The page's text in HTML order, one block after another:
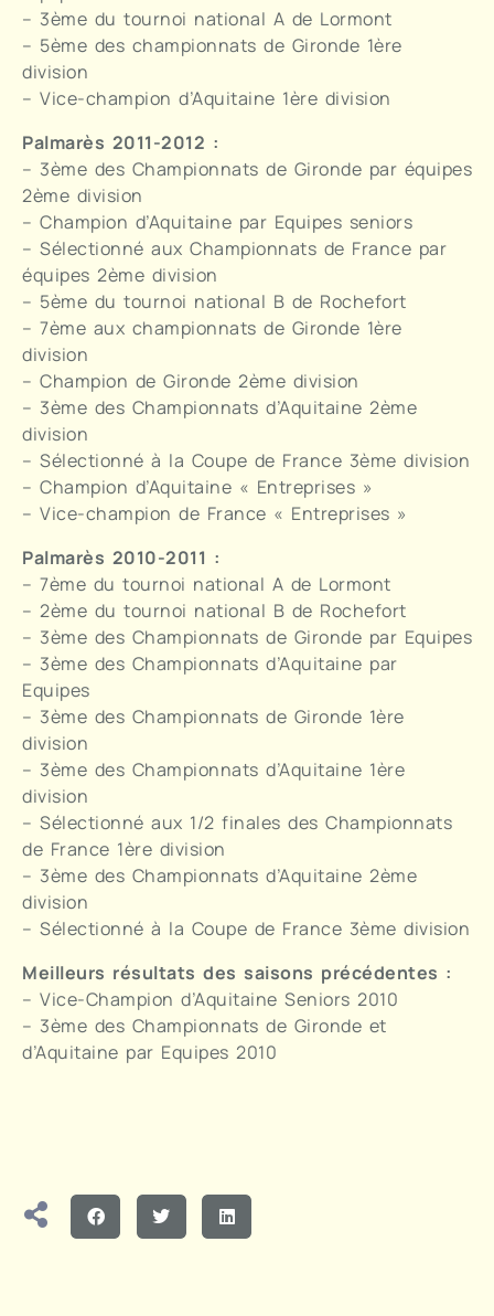
– 3ème du tournoi national A de Lormont
– 5ème des championnats de Gironde 1ère
division
– Vice-champion d’Aquitaine 1ère division
Palmarès 2011-2012 :
– 3ème des Championnats de Gironde par équipes
2ème division
– Champion d’Aquitaine par Equipes seniors
– Sélectionné aux Championnats de France par
équipes 2ème division
– 5ème du tournoi national B de Rochefort
– 7ème aux championnats de Gironde 1ère
division
– Champion de Gironde 2ème division
– 3ème des Championnats d’Aquitaine 2ème
division
– Sélectionné à la Coupe de France 3ème division
– Champion d’Aquitaine « Entreprises »
– Vice-champion de France « Entreprises »
Palmarès 2010-2011 :
– 7ème du tournoi national A de Lormont
– 2ème du tournoi national B de Rochefort
– 3ème des Championnats de Gironde par Equipes
– 3ème des Championnats d’Aquitaine par
Equipes
– 3ème des Championnats de Gironde 1ère
division
– 3ème des Championnats d’Aquitaine 1ère
division
– Sélectionné aux 1/2 finales des Championnats
de France 1ère division
– 3ème des Championnats d’Aquitaine 2ème
division
– Sélectionné à la Coupe de France 3ème division
Meilleurs résultats des saisons précédentes :
– Vice-Champion d’Aquitaine Seniors 2010
– 3ème des Championnats de Gironde et
d’Aquitaine par Equipes 2010